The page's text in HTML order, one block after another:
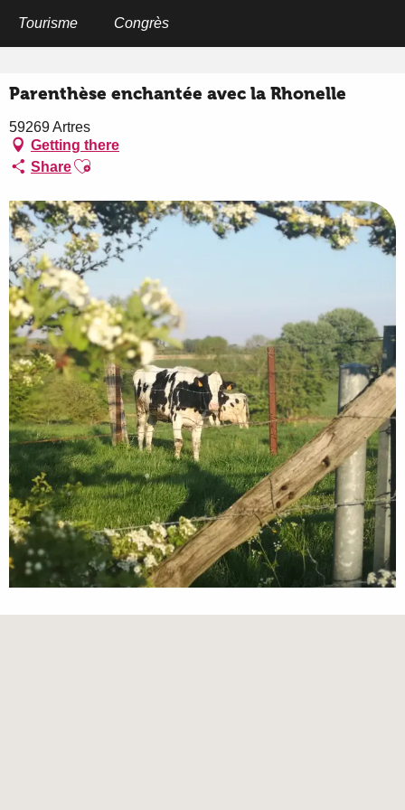
Tourisme Congrès
Parenthèse enchantée avec la Rhonelle
59269 Artres
Getting there
ShareAjouter aux favoris